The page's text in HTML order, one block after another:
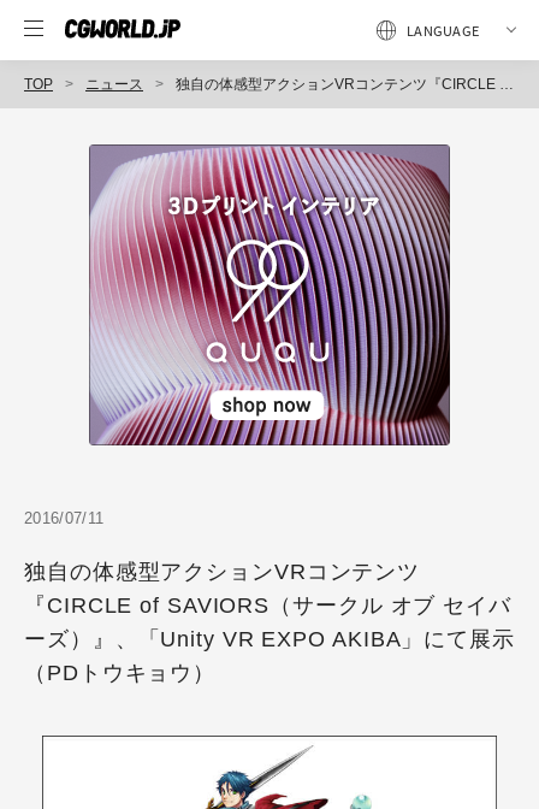
TOP ニュース 独自の体感型アクションVRコンテンツ『CIRCLE of SAVIORS（サークル オブ セイバーズ）』、「Unity VR EXPO AKIBA」にて展示（PDトウキョウ）
2016/07/11
独自の体感型アクションVRコンテンツ
『CIRCLE of SAVIORS（サークル オブ セイバ
ーズ）』、「Unity VR EXPO AKIBA」にて展示
（PDトウキョウ）